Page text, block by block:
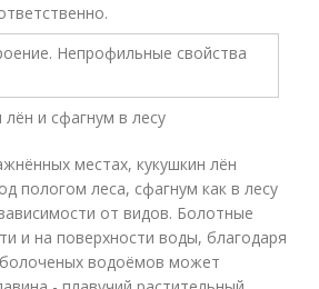
и сфагнум в лесу
местах, кукушкин лён
пологом леса, сфагнум как в лесу
от видов. Болотные
и на поверхности воды, благодаря
водоёмов может